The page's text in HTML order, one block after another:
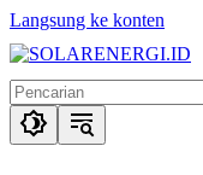
Langsung ke konten